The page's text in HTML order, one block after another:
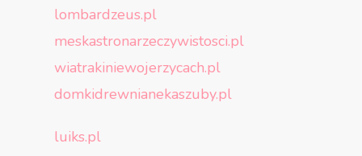
lombardzeus.pl
meskastronarzeczywistosci.pl
wiatrakiniewojerzycach.pl
domkidrewnianekaszuby.pl
luiks.pl